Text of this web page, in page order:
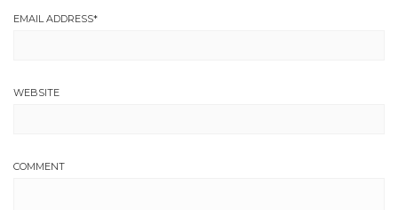
EMAIL ADDRESS*
WEBSITE
COMMENT